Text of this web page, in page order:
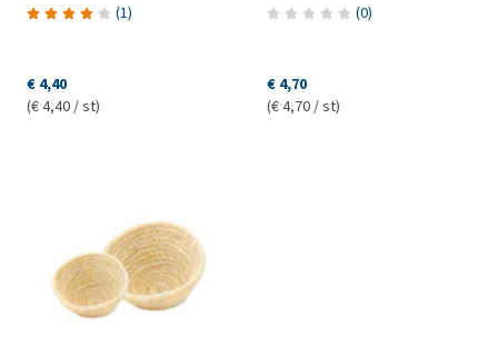
(1)
€ 4,40
(€ 4,40 / st)
(0)
€ 4,70
(€ 4,70 / st)